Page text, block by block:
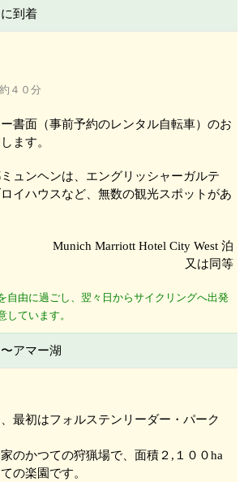
に到着
４０分
書面（事前予約のレンタル自転車）のお
ます。
ュンヘンは、エングリッシャーガルテ
イハウスなど、無数の観光スポットがあ
Munich Marriott Hotel City West 泊
又は同等
自由に過ごし、翌々日からサイクリングへ出発
しています。
〜アマー湖
最初はフォルステンリーダー・パーク
のかつての狩猟場で、面積２,１００ha
の楽園です。